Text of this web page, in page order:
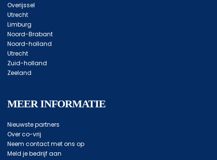
Overijssel
Utrecht
Limburg
Noord-Brabant
Noord-holland
Utrecht
Zuid-holland
Zeeland
MEER INFORMATIE
Nieuwste partners
Over co-vrij
Neem contact met ons op
Meld je bedrijf aan